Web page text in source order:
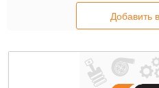
Добавить